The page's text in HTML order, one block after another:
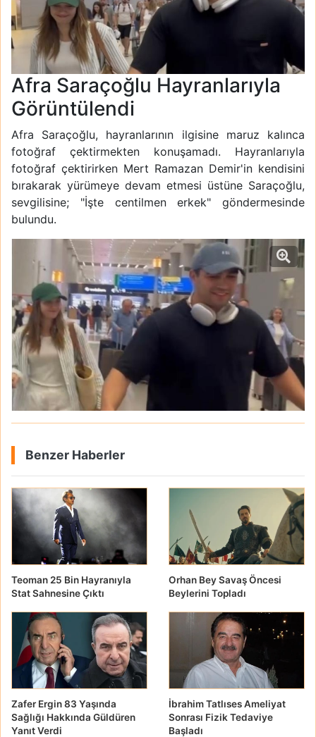
Afra Saraçoğlu Hayranlarıyla
Görüntülendi
Afra Saraçoğlu, hayranlarının ilgisine maruz kalınca
fotoğraf çektirmekten konuşamadı. Hayranlarıyla
fotoğraf çektirirken Mert Ramazan Demir'in kendisini
bırakarak yürümeye devam etmesi üstüne Saraçoğlu,
sevgilisine; "İşte centilmen erkek" göndermesinde
bulundu.
Benzer Haberler
Teoman 25 Bin Hayranıyla
Stat Sahnesine Çıktı
Orhan Bey Savaş Öncesi
Beylerini Topladı
Zafer Ergin 83 Yaşında
Sağlığı Hakkında Güldüren
Yanıt Verdi
İbrahim Tatlıses Ameliyat
Sonrası Fizik Tedaviye
Başladı